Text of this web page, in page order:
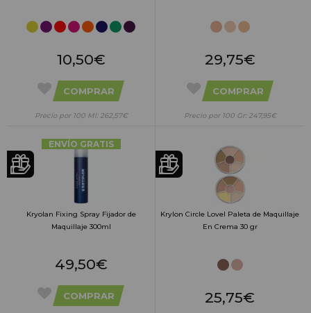
10,50€
COMPRAR
Precio por 100 Ml: 262,57€
29,75€
COMPRAR
Precio por 100 Gr: 247,95€
ENVÍO GRATIS
Kryolan Fixing Spray Fijador de
Maquillaje 300ml
49,50€
COMPRAR
Krylon Circle Lovel Paleta de Maquillaje
En Crema 30 gr
25,75€